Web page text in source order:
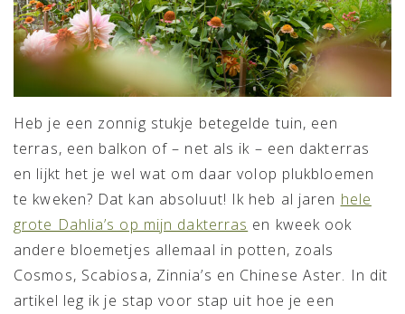
Heb je een zonnig stukje betegelde tuin, een
terras, een balkon of – net als ik – een dakterras
en lijkt het je wel wat om daar volop plukbloemen
te kweken? Dat kan absoluut! Ik heb al jaren hele
grote Dahlia’s op mijn dakterras en kweek ook
andere bloemetjes allemaal in potten, zoals
Cosmos, Scabiosa, Zinnia’s en Chinese Aster. In dit
artikel leg ik je stap voor stap uit hoe je een